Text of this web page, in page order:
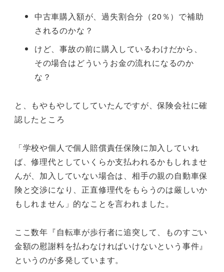
中古車購入額が、過失割合分（20％）で補助
されるのかな？
けど、事故の前に購入しているわけだから、
その場合はどういうお金の流れになるのか
な？
と、もやもやしてしていたんですが、保険会社に確
認したところ
「学校や個人で個人賠償責任保険に加入していれ
ば、修理代としていくらか支払われるかもしれませ
んが、加入していない場合は、相手の親の自動車保
険と交渉になり、正直修理代をもらうのは厳しいか
もしれません」的なことを言われました。
ここ数年『自転車が歩行者に追突して、ものすごい
金額の慰謝料を払わなければいけないという事件』
というのが多発しています。